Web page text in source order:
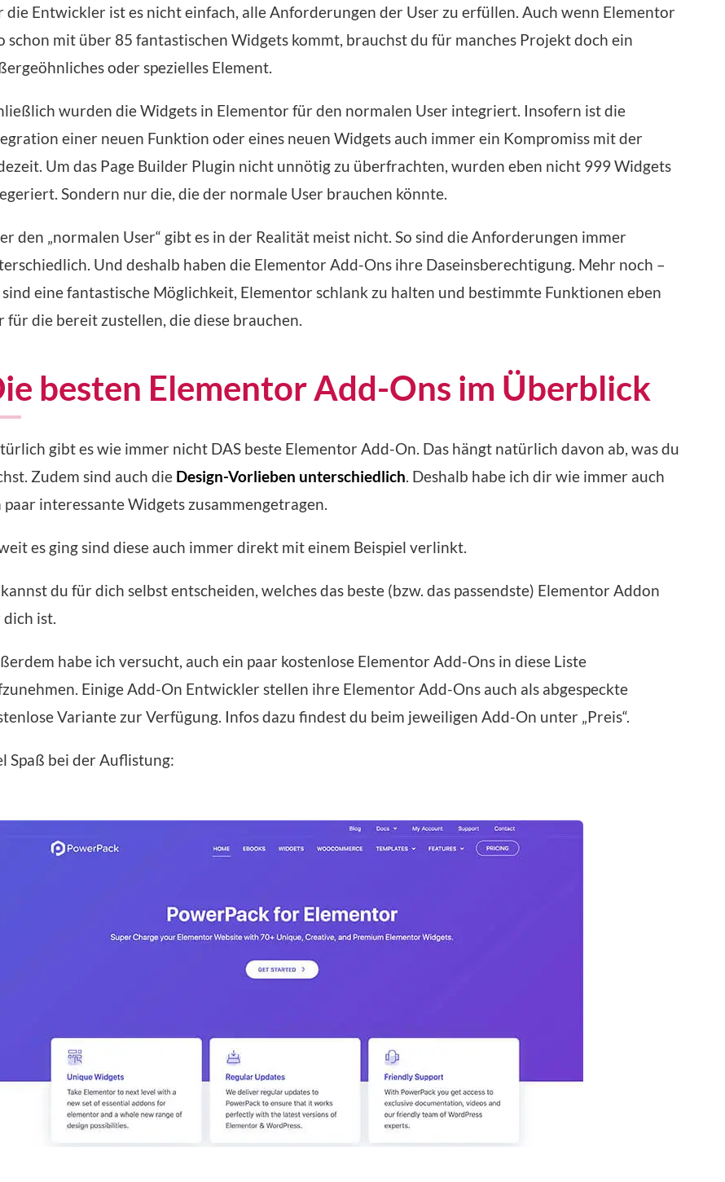
die Entwickler ist es nicht einfach, alle Anforderungen der User zu erfüllen. Auch wenn Elementor
schon mit über 85 fantastischen Widgets kommt, brauchst du für manches Projekt doch ein
oder spezielles Element.
wurden die Widgets in Elementor für den normalen User integriert. Insofern ist die
einer neuen Funktion oder eines neuen Widgets auch immer ein Kompromiss mit der
Um das Page Builder Plugin nicht unnötig zu überfrachten, wurden eben nicht 999 Widgets
Sondern nur die, die der normale User brauchen könnte.
den „normalen User“ gibt es in der Realität meist nicht. So sind die Anforderungen immer
Und deshalb haben die Elementor Add-Ons ihre Daseinsberechtigung. Mehr noch –
sind eine fantastische Möglichkeit, Elementor schlank zu halten und bestimmte Funktionen eben
für die bereit zustellen, die diese brauchen.
besten Elementor Add-Ons im Überblick
gibt es wie immer nicht DAS beste Elementor Add-On. Das hängt natürlich davon ab, was du
Zudem sind auch die Design-Vorlieben unterschiedlich. Deshalb habe ich dir wie immer auch
paar interessante Widgets zusammengetragen.
es ging sind diese auch immer direkt mit einem Beispiel verlinkt.
du für dich selbst entscheiden, welches das beste (bzw. das passendste) Elementor Addon
ist.
habe ich versucht, auch ein paar kostenlose Elementor Add-Ons in diese Liste
Einige Add-On Entwickler stellen ihre Elementor Add-Ons auch als abgespeckte
Variante zur Verfügung. Infos dazu findest du beim jeweiligen Add-On unter „Preis“.
Spaß bei der Auflistung: